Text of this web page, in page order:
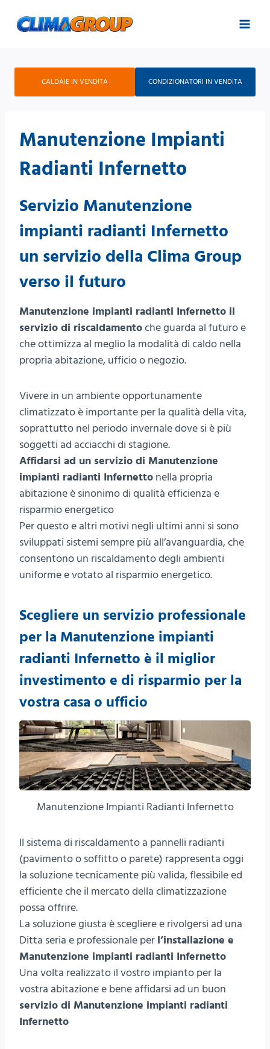
CALDAIE IN VENDITA CONDIZIONATORI IN VENDITA
Manutenzione Impianti
Radianti Infernetto
Servizio Manutenzione
impianti radianti Infernetto
un servizio della Clima Group
verso il futuro
Manutenzione impianti radianti Infernetto il
servizio di riscaldamentoche guarda al futuro e
che ottimizza al meglio la modalità di caldo nella
propria abitazione, ufficio o negozio.
Vivere in un ambiente opportunamente
climatizzato è importante per la qualità della vita,
soprattutto nel periodo invernale dove si è più
soggetti ad acciacchi di stagione.
Affidarsi ad un servizio di Manutenzione
impianti radianti Infernetto nella propria
abitazione è sinonimo di qualità efficienza e
risparmio energetico
Per questo e altri motivi negli ultimi anni si sono
sviluppati sistemi sempre più all’avanguardia, che
consentono un riscaldamento degli ambienti
uniforme e votato al risparmio energetico.
Scegliere un servizio professionale
per la Manutenzione impianti
radianti Infernetto è il miglior
investimento e di risparmio per la
vostra casa o ufficio
Manutenzione Impianti Radianti Infernetto
Il sistema di riscaldamento a pannelli radianti
(pavimento o soffitto o parete) rappresenta oggi
la soluzione tecnicamente più valida, flessibile ed
efficiente che il mercato della climatizzazione
possa offrire.
La soluzione giusta è scegliere e rivolgersi ad una
Ditta seria e professionale per l’installazione e
Manutenzione impianti radianti Infernetto
Una volta realizzato il vostro impianto per la
vostra abitazione e bene affidarsi ad un buon
servizio di Manutenzione impianti radianti
Infernetto